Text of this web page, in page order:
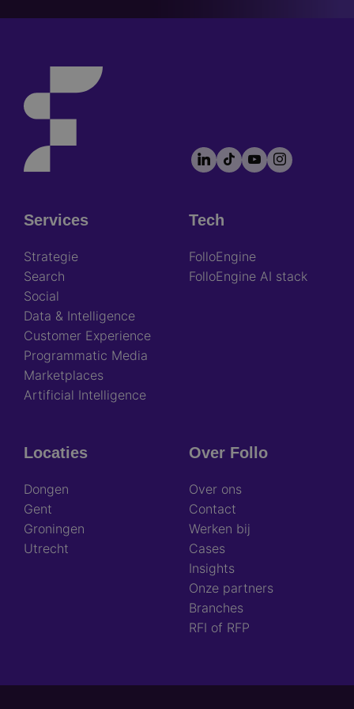
Footer
socials
LinkedIn
TikTokYouTubeInstagram
Footer
Services
Strategie
Search
Social
Data & Intelligence
Customer Experience
Programmatic Media
Marketplaces
Artificial Intelligence
Tech
FolloEngine
FolloEngine AI stack
Locaties
Dongen
Gent
Groningen
Utrecht
Over Follo
Over ons
Contact
Werken bij
Cases
Insights
Onze partners
Branches
RFI of RFP